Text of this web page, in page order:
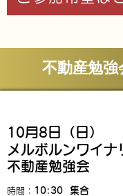
不動産勉強
1 0月8日（日）
メルボルンワイナ
不動産勉強会
時間： 10:30 集合